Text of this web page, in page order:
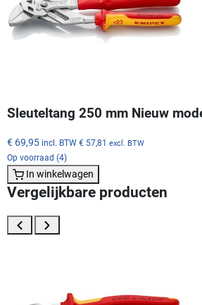
Sleuteltang 250 mm Nieuw
€ 69,95 incl. BTW € 57,81 excl. BTW
Op voorraad (4)
In winkelwagen
Vergelijkbare producten